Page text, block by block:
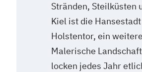
Stränden, Steilküsten
Kiel ist die
Holstentor, ein
Malerische
locken jedes Jahr